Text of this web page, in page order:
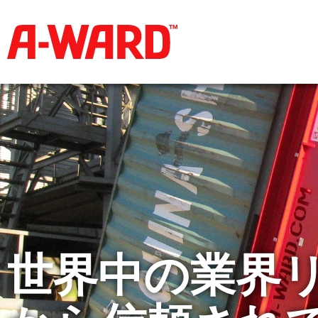
世界中の業界